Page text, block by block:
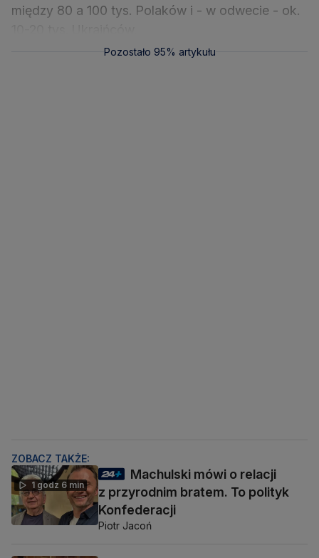
między 80 a 100 tys. Polaków i - w odwecie - ok.
Pozostało 95% artykułu
ZOBACZ TAKŻE:
1 godz 6 min
Machulski mówi o relacji
z przyrodnim bratem. To polityk
Konfederacji
Piotr Jacoń